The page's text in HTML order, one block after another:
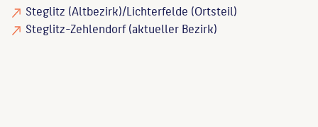
Steglitz (Altbezirk)/Lichterfelde (Ortsteil)
Steglitz-Zehlendorf (aktueller Bezirk)